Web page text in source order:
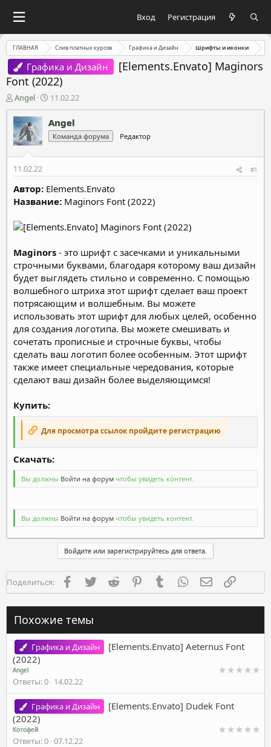
Вход Регистрация
ГЛАВНАЯ Слив платных курсов Графика и Дизайн Шрифты и иконки
Графика и Дизайн
[Elements.Envato] Maginors
Font (2022)
А
в
т
о
р
м
ы
Angel
Д
а
т
а
н
а
л
а
11.02.22
Angel
Команда форума Редактор
11.02.22 #1
Автор: Elements.Envato
Название: Maginors Font (2022)
Maginors - это шрифт с засечками и уникальными
строчными буквами, благодаря которому ваш дизайн
будет выглядеть стильно и современно. С помощью
волшебного штриха этот шрифт сделает ваш проект
потрясающим и волшебным. Вы можете
использовать этот шрифт для любых целей, особенно
для создания логотипа. Вы можете смешивать и
сочетать прописные и строчные буквы, чтобы
сделать ваш логотип более особенным. Этот шрифт
также имеет специальные чередования, которые
сделают ваш дизайн более выделяющимся!
Купить:
Для просмотра ссылок пройдите регистрацию
Скачать:​
Вы должны Войти на форум чтобы увидеть контент.
Вы должны Войти на форум чтобы увидеть контент.
Войдите или зарегистрируйтесь для ответа.
Поделиться: FacebookTwitter Reddit PinterestTumblr WhatsAppЭлектронная
Похожие темы
Графика и Дизайн
[Elements.Envato] Aeternus Font
(2022)
Angel
Ответы 0 14.02.22
Графика и Дизайн
[Elements.Envato] Dudek Font
(2022)
Котофей
Ответы 0 07.12.22